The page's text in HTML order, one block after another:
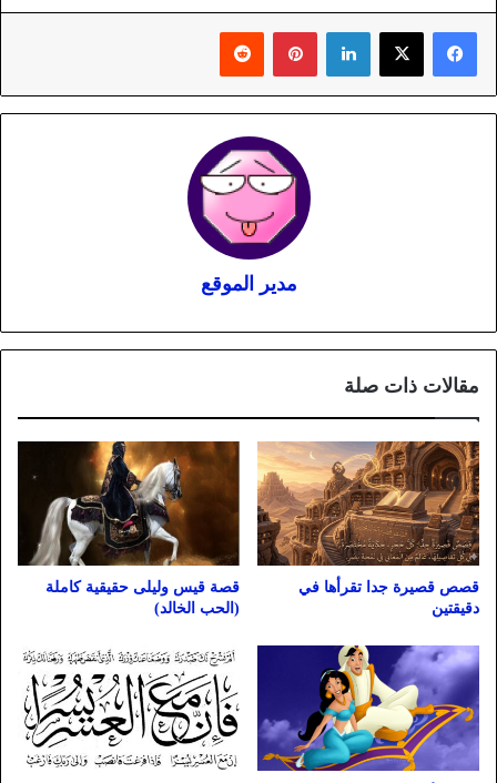
لينكدإن بينتيريست
مدير الموقع
مقالات ذات صلة
قصص قصيرة جدا تقرأها في
دقيقتين
قصة قيس وليلى حقيقية كاملة
(الحب الخالد)